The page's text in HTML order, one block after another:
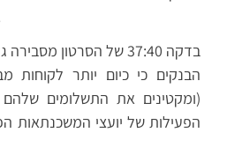
בדקה 37:40 של הסרטון
הבנקים כי כיום יותר לקוחות
(ומקטינים את התשלומים
הפעילות של יועצי המשכנתאות